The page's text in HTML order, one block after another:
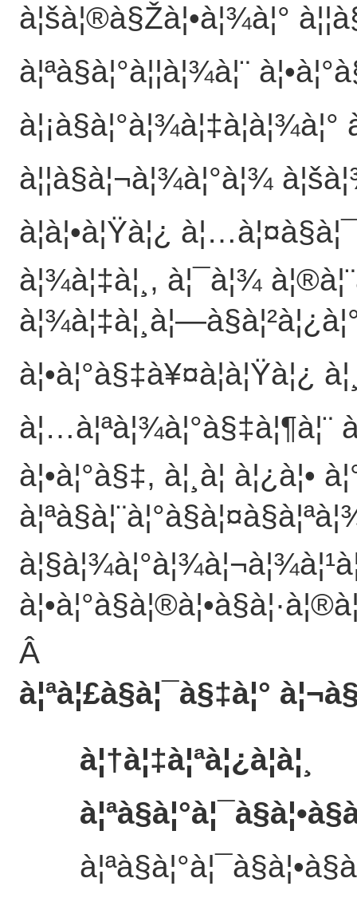
à¦šà¦®à§Žà¦•à¦¾à¦°
à¦ªà§à¦°à¦¦à¦¾à¦¨
à¦¡à§à¦°à¦¾à¦‡à¦­à¦¾à¦°
à¦¦à§à¦¬à¦¾à¦°à¦¾
à¦à¦•à¦Ÿà¦¿
à¦¾à¦‡à¦¸, à¦¯à¦¾
à¦•à¦°à§‡à¥¤à¦à¦Ÿà¦¿
à¦…à¦ªà¦¾à¦°à§‡à¦¶à¦¨
à¦•à¦°à§‡, à¦¸à¦ à¦¿à¦•
Â
à¦ªà¦£à§à¦¯à§‡à¦°
à¦†à¦‡à¦ªà¦¿à¦à¦¸